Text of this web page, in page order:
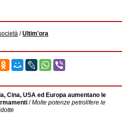
/Ultim'ora
Cina, USA ed Europa aumentano le
/Molte potenze petrolifere le